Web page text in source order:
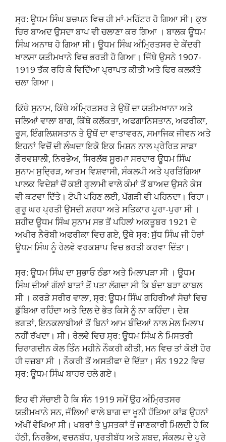
ਸ੍ਰ: ਊਧਮ ਸਿੰਘ ਬਚਪਨ ਵਿਚ ਹੀ ਮਾਂ-ਮਹਿੱਟਰ ਹੋ ਗਿਆ ਸੀ। ਕੁਝ
ਚਿਰ ਬਾਅਦ ਉਸਦਾ ਬਾਪ ਵੀ ਚਲਾਣਾ ਕਰ ਗਿਆ । ਬਾਲਕ ਊਧਮ
ਸਿੰਘ ਅਨਾਥ ਹੋ ਗਿਆ ਸੀ। ਊਧਮ ਸਿੰਘ ਅੰਮ੍ਰਿਤਸਰ ਦੇ ਕੇਂਦਰੀ
ਖਾਲਸਾ ਯਤੀਮਖਾਨੇ ਵਿਚ ਭਰਤੀ ਹੋ ਗਿਆ। ਜਿੱਥੇ ਉਸਨੇ 1907-
1919 ਤੱਕ ਰਹਿ ਕੇ ਵਿਦਿੱਆ ਪ੍ਰਾਪਤ ਕੀਤੀ ਅਤੇ ਫਿਰ ਕਲਕੱਤੇ
ਚਲਾ ਗਿਆ।
ਕਿੱਥੇ ਸੁਨਾਮ, ਕਿੱਥੇ ਅੰਮ੍ਰਿਤਸਰ ਤੇ ਉਥੌਂ ਦਾ ਯਤੀਮਖਾਨਾ ਅਤੇ
ਜਲਿਆਂ ਵਾਲਾ ਬਾਗ, ਕਿੱਥੇ ਕਲੱਕਤਾ, ਅਫਗਾਨਿਸਤਾਨ, ਅਫਰੀਕਾ,
ਰੂਸ, ਇੰਗਲਿਸ਼ਸਤਾਨ ਤੇ ਉਥੋਂ ਦਾ ਵਾਤਾਵਰਨ, ਸਮਾਜਿਕ ਜੀਵਨ ਅਤੇ
ਇਹਨਾਂ ਵਿਚੋਂ ਦੀ ਲੰਘਦਾ ਇਕੋ ਇਕ ਮਿਸ਼ਨ ਨਾਲ ਪ੍ਰੇਰਿਤ ਸਾਡਾ
ਗੌਰਵਸ਼ਾਲੀ, ਨਿਰਭੈਅ, ਸਿਰਲੱਥ ਸੂਰਮਾ ਸਰਦਾਰ ਊਧਮ ਸਿੰਘ
ਸੁਨਾਮ ਸੁਦ੍ਰਿੜ, ਆਤਮ ਵਿਸ਼ਵਾਸੀ, ਸੰਕਲਪੀ ਅਤੇ ਪ੍ਰਤਿੱਗਿਆ
ਪਾਲਕ ਵਿਦੇਸ਼ਾਂ ਚੋਂ ਕਈ ਗੁਲਾਮੀ ਵਾਲੇ ਕੰਮਾਂ ਤੋਂ ਬਾਅਦ ਉਸਨੇ ਕੇਸ
ਵੀ ਕਟਵਾ ਦਿੱਤੇ। ਟੋਪੀ ਪਹਿਣ ਲਈ, ਪੱਗੜੀ ਵੀ ਪਹਿਨਦਾ। ਰਿਹਾ।
ਗੁਰੂ ਘਰ ਪ੍ਰਤੀ ਉਸਦੀ ਸ਼ਰਧਾ ਅਤੇ ਸਤਿਕਾਰ ਪੂਰਾ-ਪੁਰਾ ਸੀ ।
ਸ਼ਹੀਦ ਊਧਮ ਸਿੰਘ ਸੁਨਾਮ ਸਭ ਤੋਂ ਪਹਿਲਾਂ ਅਕਤੂਬਰ 1921 ਦੇ
ਅਖੀਰ ਨੈਰੋਬੀ ਅਫਰੀਕਾ ਵਿਚ ਗਏ, ਉਥੇ ਸ੍ਰ: ਸੁੱਧ ਸਿੰਘ ਜੀ ਹੋਰਾਂ
ਊਧਮ ਸਿੰਘ ਨੂੰ ਰੇਲਵੇ ਵਰਕਸ਼ਾਪ ਵਿਚ ਭਰਤੀ ਕਰਵਾ ਦਿੱਤਾ।
ਸ੍ਰ: ਊਧਮ ਸਿੰਘ ਦਾ ਸੁਭਾਓ ਠੰਡਾ ਅਤੇ ਮਿਲਾਪੜਾ ਸੀ । ਊਧਮ
ਸਿੰਘ ਦੀਆਂ ਗੱਲਾਂ ਬਾਤਾਂ ਤੋਂ ਪਤਾ ਲੱਗਦਾ ਸੀ ਕਿ ਬੰਦਾ ਬੜਾ ਕਾਬਲ
ਸੀ । ਕਰੜੇ ਸਰੀਰ ਵਾਲਾ, ਸ੍ਰ: ਊਧਮ ਸਿੰਘ ਗਹਿਰੀਆਂ ਸੋਚਾਂ ਵਿਚ
ਡੁੱਬਿਆ ਰਹਿੰਦਾ ਅਤੇ ਦਿਲ ਦੇ ਭੇਤ ਕਿਸੇ ਨੂੰ ਨਾ ਕਹਿੰਦਾ। ਦੇਸ਼
ਭਗਤਾਂ, ਇਨਕਲਾਬੀਆਂ ਤੋਂ ਬਿਨਾਂ ਆਮ ਬੰਦਿਆਂ ਨਾਲ ਮੇਲ ਮਿਲਾਪ
ਨਹੀਂ ਰੱਖਦਾ। ਸੀ। ਰੇਲਵੇ ਵਿਚ ਸ੍ਰ: ਊਧਮ ਸਿੰਘ ਨੇ ਮਿਸਤਰੀ
ਚਿਰਾਗਦੀਨ ਕੋਲ ਤਿੰਨ ਮਹੀਨੇ ਨੌਕਰੀ ਕੀਤੀ, ਮਨ ਵਿਚ ਤਾਂ ਕੋਈ ਹੋਰ
ਹੀ ਜ਼ਜ਼ਬਾ ਸੀ । ਨੌਕਰੀ ਤੋਂ ਅਸਤੀਫਾ ਦੇ ਦਿੱਤਾ। ਸੰਨ 1922 ਵਿਚ
ਸ੍ਰ: ਊਧਮ ਸਿੰਘ ਬਾਹਰ ਚਲੇ ਗਏ।
ਇਹ ਵੀ ਸੱਚਾਈ ਹੈ ਕਿ ਸੰਨ 1919 ਸਮੇਂ ਉਹ ਅੰਮ੍ਰਿਤਸਰ
ਯਤੀਮਖਾਨੇ ਸਨ, ਜੱਲਿਆਂ ਵਾਲੇ ਬਾਗ ਦਾ ਖੂਨੀ ਹੱਤਿਆ ਕਾਂਡ ਉਹਨਾਂ
ਅੱਖੀਂ ਵੇਖਿਆ ਸੀ। ਖਬਰਾਂ ਤੇ ਪੁਸਤਕਾਂ ਤੋਂ ਜਾਣਕਾਰੀ ਮਿਲਦੀ ਹੈ ਕਿ
ਹੱਠੀ, ਨਿਰਭੈਅ, ਵਚਨਬੱਧ, ਪ੍ਰਤੀਬੱਧ ਅਤੇ ਸ਼ਬਦ, ਸੰਕਲਪ ਦੇ ਪੂਰੇ